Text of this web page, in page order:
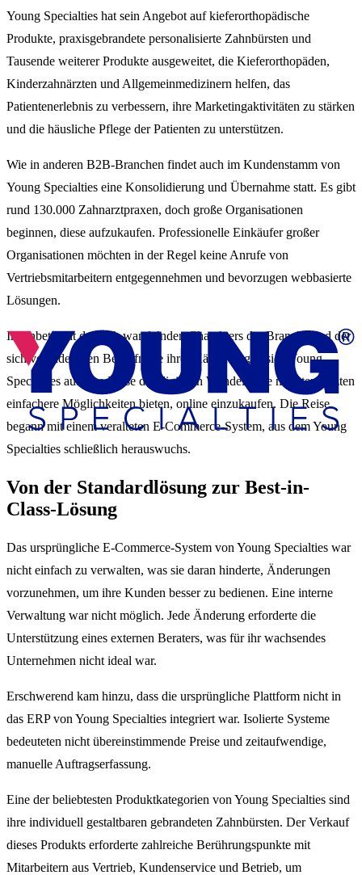
Young Specialties hat sein Angebot auf kieferorthopädische
Produkte, praxisgebrandete personalisierte Zahnbürsten und
Tausende weiterer Produkte ausgeweitet, die Kieferorthopäden,
Kinderzahnärzten und Allgemeinmedizinern helfen, das
Patientenerlebnis zu verbessern, ihre Marketingaktivitäten zu stärken
und die häusliche Pflege der Patienten zu unterstützen.
Wie in anderen B2B-Branchen findet auch im Kundenstamm von
Young Specialties eine Konsolidierung und Übernahme statt. Es gibt
rund 130.000 Zahnarztpraxen, doch große Organisationen
beginnen, diese aufzukaufen. Professionelle Einkäufer großer
Organisationen möchten in der Regel keine Anrufe von
Vertriebsmitarbeitern entgegennehmen und bevorzugen webbasierte
Lösungen.
In Anbetracht des sich wandelnden Charakters der Branche und der
sich verändernden Bedürfnisse ihrer Käufer begab sich Young
Specialties auf eine Reise des digitalen Wandels. Sie mussten Ärzten
einfachere Möglichkeiten bieten, online einzukaufen. Die Reise
begann mit einem veralteten E-Commerce-System, aus dem Young
Specialties schließlich herauswuchs.
Von der Standardlösung zur Best-in-
Class-Lösung
Das ursprüngliche E-Commerce-System von Young Specialties war
nicht einfach zu verwalten, was sie daran hinderte, Änderungen
vorzunehmen, um ihre Kunden besser zu bedienen. Eine interne
Verwaltung war nicht möglich. Jede Änderung erforderte die
Unterstützung eines externen Beraters, was für ihr wachsendes
Unternehmen nicht ideal war.
Erschwerend kam hinzu, dass die ursprüngliche Plattform nicht in
das ERP von Young Specialties integriert war. Isolierte Systeme
bedeuteten nicht übereinstimmende Preise und zeitaufwendige,
manuelle Auftragserfassung.
Eine der beliebtesten Produktkategorien von Young Specialties sind
ihre individuell gestaltbaren gebrandeten Zahnbürsten. Der Verkauf
dieses Produkts erforderte zahlreiche Berührungspunkte mit
Mitarbeitern aus Vertrieb, Kundenservice und Betrieb, um